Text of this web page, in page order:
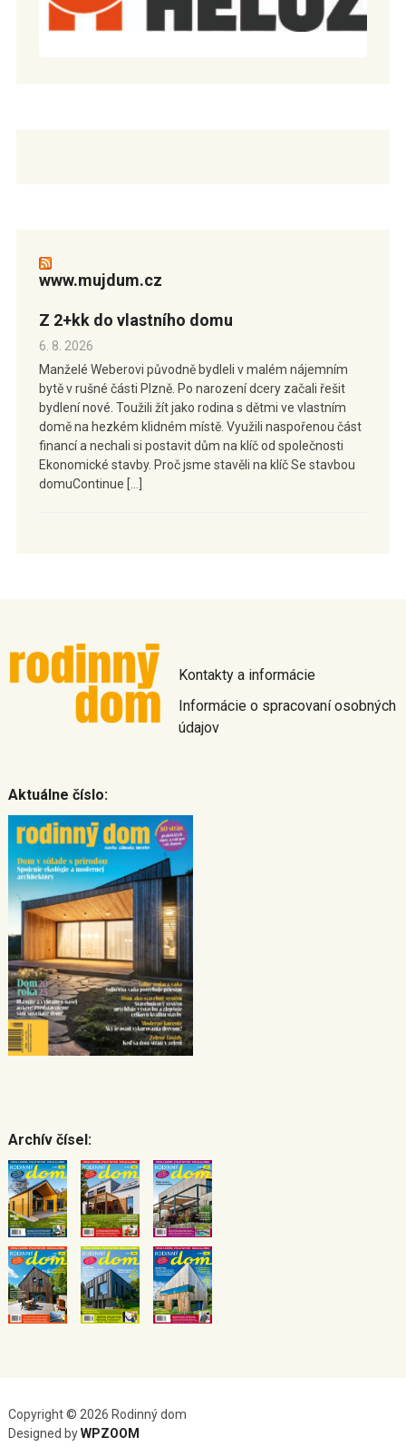
www.mujdum.cz
Z 2+kk do vlastního domu
6. 8. 2026
Manželé Weberovi původně bydleli v malém nájemním
bytě v rušné části Plzně. Po narození dcery začali řešit
bydlení nové. Toužili žít jako rodina s dětmi ve vlastním
domě na hezkém klidném místě. Využili naspořenou část
financí a nechali si postavit dům na klíč od společnosti
Ekonomické stavby. Proč jsme stavěli na klíč Se stavbou
domuContinue […]
Kontakty a informácie
Informácie o spracovaní osobných
údajov
Aktuálne číslo:
Archív čísel:
Copyright © 2026 Rodinný dom
Designed byWPZOOM